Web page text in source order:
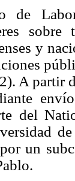
de
sobre
y
A partir
del
un